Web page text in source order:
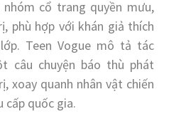
nhóm cổ trang quyền mưu,
phù hợp với khán giả thích
Teen Vogue mô tả tác
câu chuyện báo thù phát
xoay quanh nhân vật chiến
cấp quốc gia.